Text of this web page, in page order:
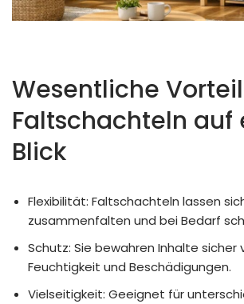
Wesentliche
Faltschachteln auf
Blick
Flexibilität: Faltschachteln lassen
zusammenfalten und bei Bedarf
Schutz: Sie bewahren Inhalte sicher
Feuchtigkeit und Beschädigungen.
Vielseitigkeit: Geeignet für